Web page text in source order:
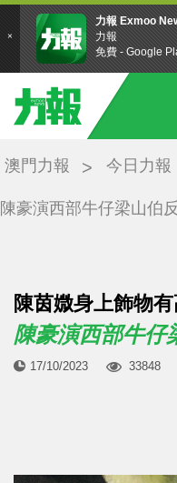
澳門力報 今日力報
陳豪演西部牛仔梁山伯
陳茵媺身上飾物
陳豪演西部牛仔
17/10/2023 33848